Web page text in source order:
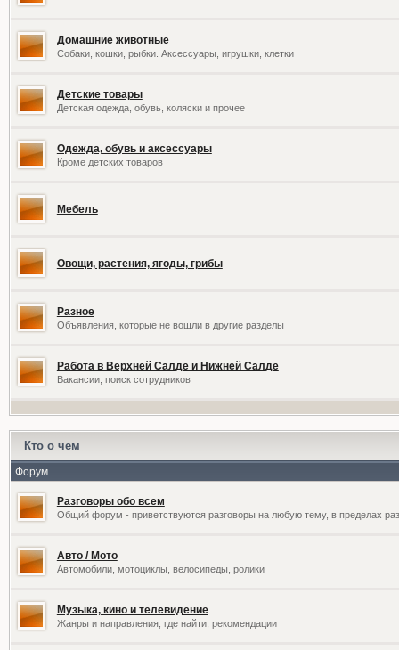
Домашние животные
Собаки, кошки, рыбки. Аксессуары, игрушки, клетки
Детские товары
Детская одежда, обувь, коляски и прочее
Одежда, обувь и аксессуары
Кроме детских товаров
Мебель
Овощи, растения, ягоды, грибы
Разное
Объявления, которые не вошли в другие разделы
Работа в Верхней Салде и Нижней Салде
Вакансии, поиск сотрудников
Кто о чем
Форум
Разговоры обо всем
Общий форум - приветствуются разговоры на любую тему, в пределах
Авто / Мото
Автомобили, мотоциклы, велосипеды, ролики
Музыка, кино и телевидение
Жанры и направления, где найти, рекомендации